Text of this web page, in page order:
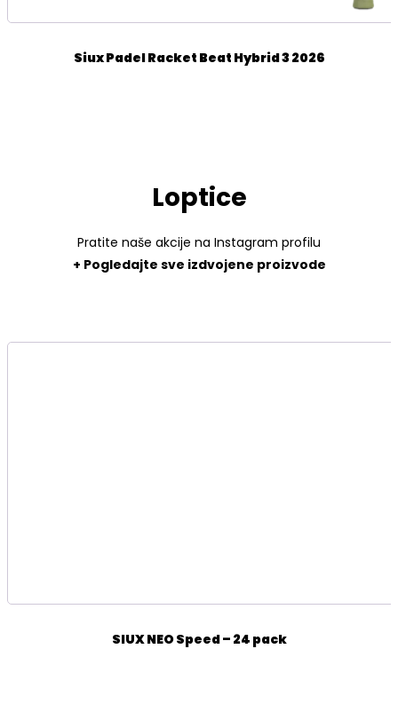
Siux Padel Racket Beat Hybrid 3 2026
Loptice
Pratite naše akcije na Instagram profilu
+ Pogledajte sve izdvojene proizvode
SIUX NEO Speed – 24 pack